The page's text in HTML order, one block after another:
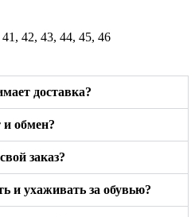
42, 43, 44, 45, 46
доставка?
обмен?
заказ?
и ухаживать за обувью?